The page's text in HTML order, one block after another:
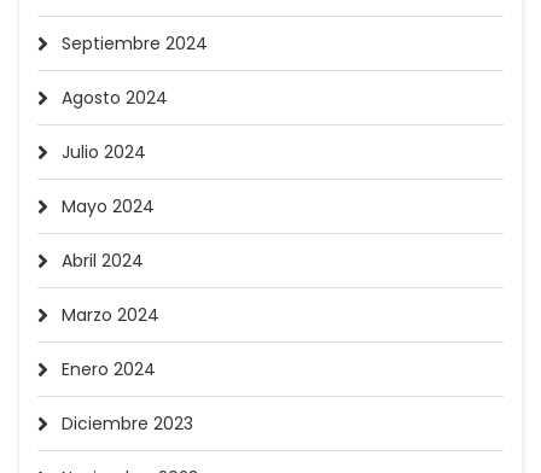
Septiembre 2024
Agosto 2024
Julio 2024
Mayo 2024
Abril 2024
Marzo 2024
Enero 2024
Diciembre 2023